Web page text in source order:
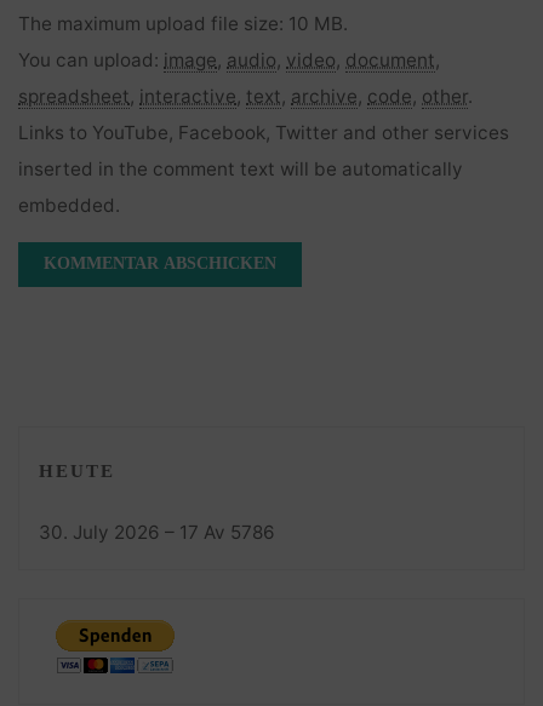
The maximum upload file size: 10 MB.
You can upload: image, audio, video, document,
spreadsheet, interactive, text, archive, code, other.
Links to YouTube, Facebook, Twitter and other services
inserted in the comment text will be automatically
embedded.
HEUTE
30. July 2026 – 17 Av 5786